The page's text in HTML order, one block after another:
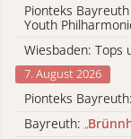
Pionteks Bayreuth
Youth
Wiesbaden: Tops
7. August 2026
Pionteks Bayreuth:
Bayreuth: „